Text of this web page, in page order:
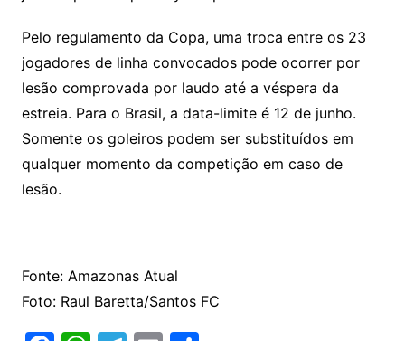
Pelo regulamento da Copa, uma troca entre os 23
jogadores de linha convocados pode ocorrer por
lesão comprovada por laudo até a véspera da
estreia. Para o Brasil, a data-limite é 12 de junho.
Somente os goleiros podem ser substituídos em
qualquer momento da competição em caso de
lesão.
Fonte: Amazonas Atual
Foto: Raul Baretta/Santos FC